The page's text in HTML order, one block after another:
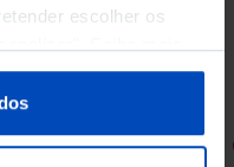
escolher os
preferências ou da